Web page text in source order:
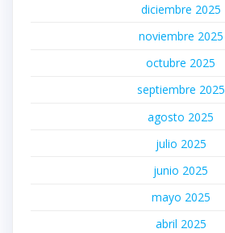
diciembre 2025
noviembre 2025
octubre 2025
septiembre 2025
agosto 2025
julio 2025
junio 2025
mayo 2025
abril 2025